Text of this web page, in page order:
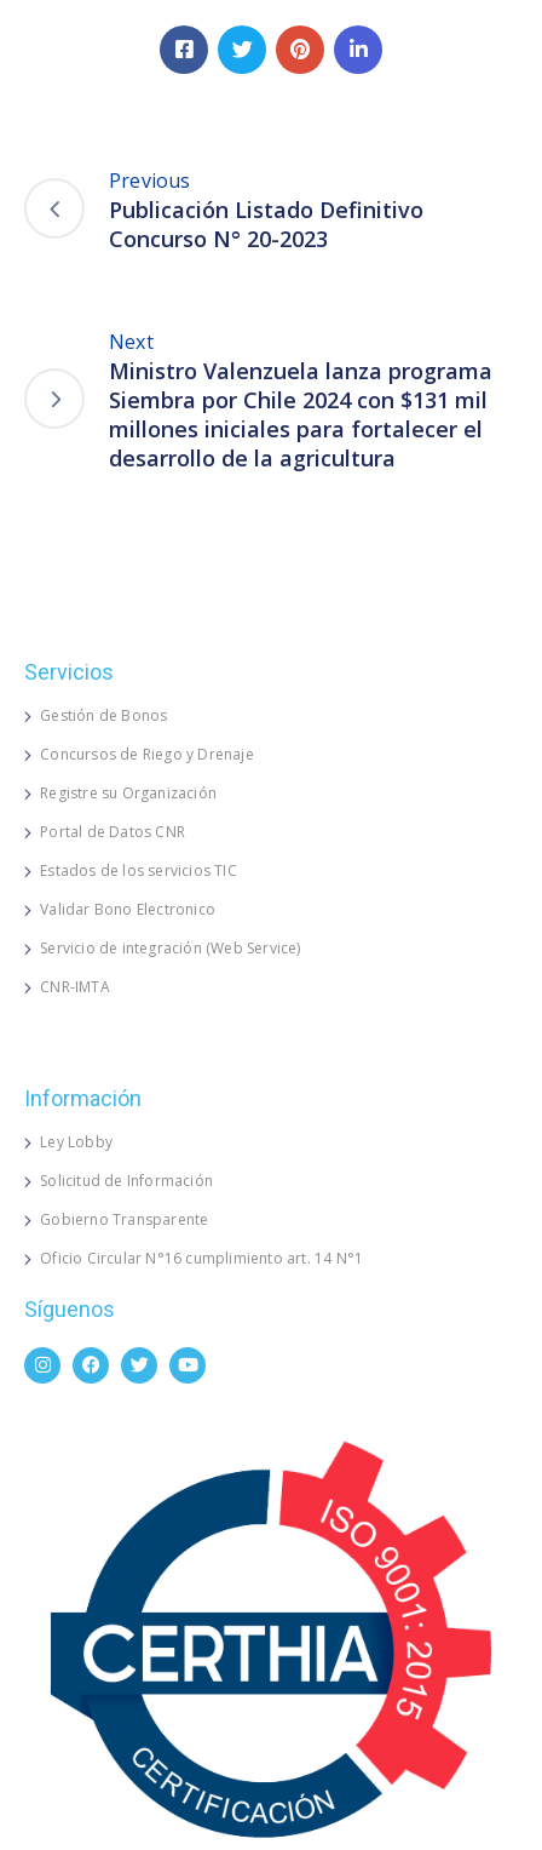
Previous
Publicación Listado Definitivo
Concurso N° 20-2023
Next
Ministro Valenzuela lanza programa
Siembra por Chile 2024 con $131 mil
millones iniciales para fortalecer el
desarrollo de la agricultura
Servicios
Gestión de Bonos
Concursos de Riego y Drenaje
Registre su Organización
Portal de Datos CNR
Estados de los servicios TIC
Validar Bono Electronico
Servicio de integración (Web Service)
CNR-IMTA
Información
Ley Lobby
Solicitud de Información
Gobierno Transparente
Oficio Circular N°16 cumplimiento art. 14 N°1
Síguenos